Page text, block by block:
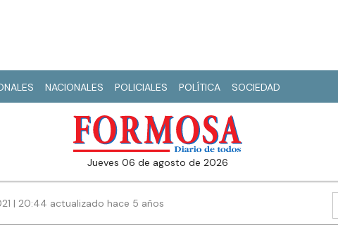
NACIONALES POLICIALES POLÍTICA SOCIEDAD
jueves 06 de agosto de 2026
| 20:44 actualizado hace 5 años